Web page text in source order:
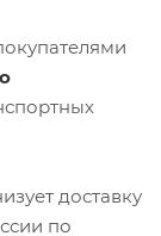
доставку
по